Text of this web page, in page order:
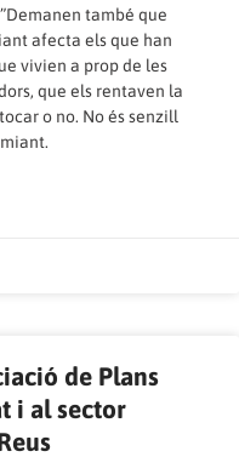
també que
afecta els que han
vivien a prop de les
que els rentaven la
o no. No és senzill
de Plans
i al sector